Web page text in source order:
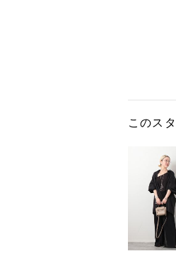
このス